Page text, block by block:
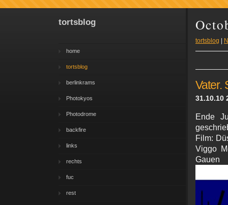
tortsblog
home
tortsblog
berlinkrams
Photokyos
Photodrome
backfire
links
rechts
fuc
rest
tortsblog
Vater.
31.10.10
Ende
Film:
Viggo